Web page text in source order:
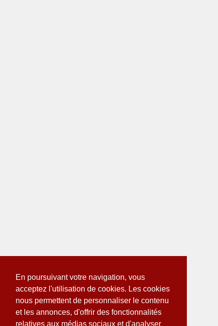
En poursuivant votre navigation, vous
acceptez l'utilisation de cookies. Les cookies
nous permettent de personnaliser le contenu
et les annonces, d'offrir des fonctionnalités
relatives aux médias sociaux et d'analyser